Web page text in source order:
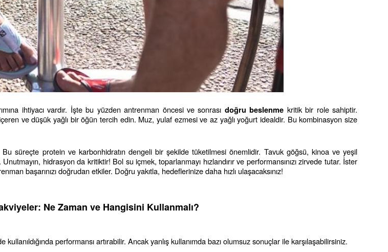
ihtiyacı vardır. İşte bu yüzden antrenman öncesi ve sonrası doğru beslenme kritik bir role sahiptir.
ve düşük yağlı bir öğün tercih edin. Muz, yulaf ezmesi ve az yağlı yoğurt idealdir. Bu kombinasyon size
Bu süreçte protein ve karbonhidratın dengeli bir şekilde tüketilmesi önemlidir. Tavuk göğsü, kinoa ve yeşil
hidrasyon da kritiktir! Bol su içmek, toparlanmayı hızlandırır ve performansınızı zirvede tutar. İster
başarınızı doğrudan etkiler. Doğru yakıtla, hedeflerinize daha hızlı ulaşacaksınız!
Ne Zaman ve Hangisini Kullanmalı?
performansı artırabilir. Ancak yanlış kullanımda bazı olumsuz sonuçlar ile karşılaşabilirsiniz.